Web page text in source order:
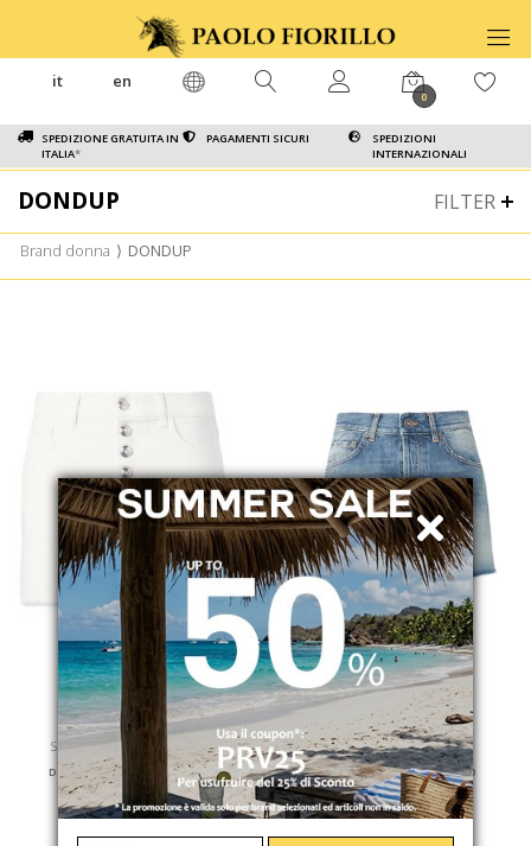
SPEDIZIONE GRATUITA IN
ITALIA*
PAGAMENTI SICURI
SPEDIZIONI
INTERNAZIONALI
it en
0
FILTER
DONDUP
Brand donna ⟩ DONDUP
DONDUP
SHORTS STELLA BOT GIOIE
DP686BBSE037DKPT001
€ 200.00 -40%
€ 120.00
DONDUP
SHORTS STELLA
DP686DF0283DLZ1800
€ 220.00 -40%
€ 132.00